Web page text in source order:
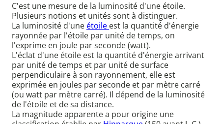
C'est une mesure de la luminosité d'une étoile.
Plusieurs notions et unités sont à distinguer.
La luminosité d'une étoile est la quantité d'énergie
rayonnée par l'étoile par unité de temps, on
l'exprime en joule par seconde (watt).
L'éclat d'une étoile est la quantité d'énergie arrivant
par unité de temps et par unité de surface
perpendiculaire à son rayonnement, elle est
exprimée en joules par seconde et par mètre carré
(ou watt par mètre carré). Il dépend de la luminosité
de l'étoile et de sa distance.
La magnitude apparente a pour origine une